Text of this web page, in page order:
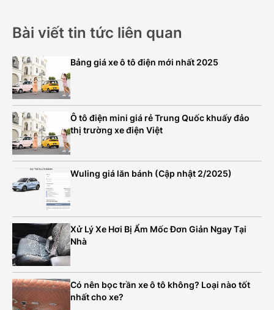
Bài viết tin tức liên quan
Bảng giá xe ô tô điện mới nhất 2025
Ô tô điện mini giá rẻ Trung Quốc khuấy đảo
thị trường xe điện Việt
Wuling giá lăn bánh (Cập nhật 2/2025)
Xử Lý Xe Hơi Bị Ẩm Mốc Đơn Giản Ngay Tại
Nhà
Có nên bọc trần xe ô tô không? Loại nào tốt
nhất cho xe?